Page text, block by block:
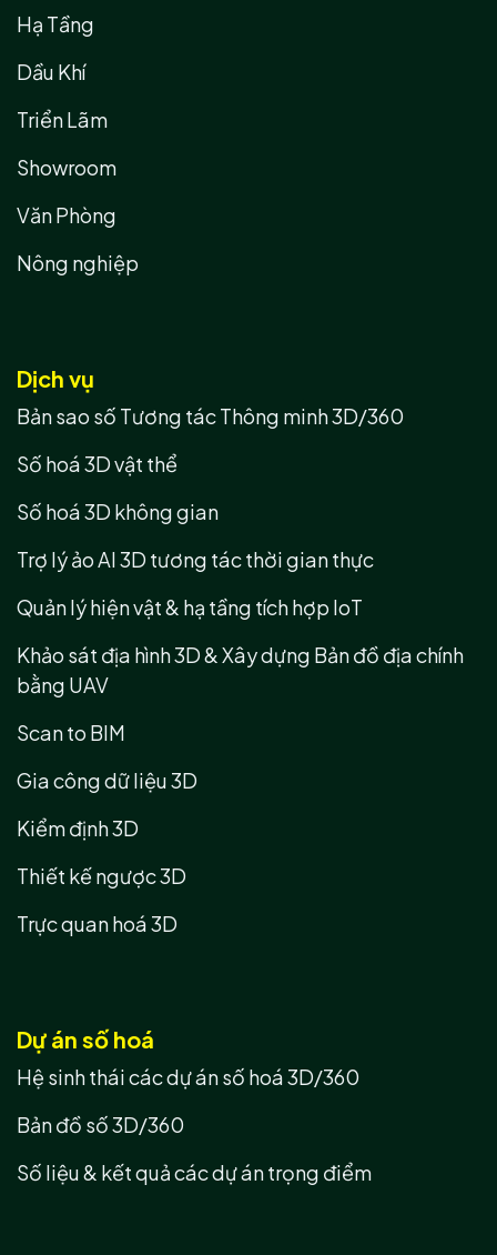
Hạ Tầng
Dầu Khí
Triển Lãm
Showroom
Văn Phòng
Nông nghiệp
Dịch vụ
Bản sao số Tương tác Thông minh 3D/360
Số hoá 3D vật thể
Số hoá 3D không gian
Trợ lý ảo AI 3D tương tác thời gian thực
Quản lý hiện vật & hạ tầng tích hợp IoT
Khảo sát địa hình 3D & Xây dựng Bản đồ địa chính
bằng UAV
Scan to BIM
Gia công dữ liệu 3D
Kiểm định 3D
Thiết kế ngược 3D
Trực quan hoá 3D
Dự án số hoá
Hệ sinh thái các dự án số hoá 3D/360
Bản đồ số 3D/360
Số liệu & kết quả các dự án trọng điểm